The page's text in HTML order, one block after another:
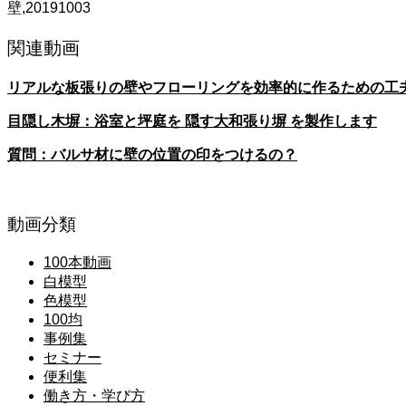
壁,20191003
関連動画
リアルな板張りの壁やフローリングを効率的に作るための工
目隠し木塀：浴室と坪庭を 隠す大和張り塀 を製作します
質問：バルサ材に壁の位置の印をつけるの？
動画分類
100本動画
白模型
色模型
100均
事例集
セミナー
便利集
働き方・学び方